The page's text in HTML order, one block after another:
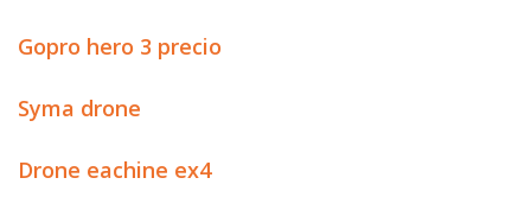
Gopro hero 3 precio
Syma drone
Drone eachine ex4